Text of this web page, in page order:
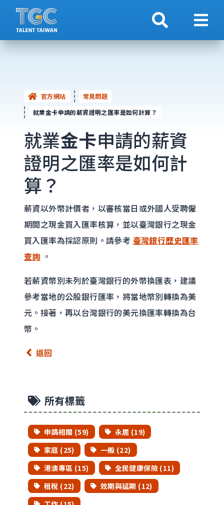
搜索 顯示
官方網站
常見問題
就業金卡申請的薪資證明之匯率是如何計算？
就業金卡申請的薪資
證明之匯率是如何計
算？
薪資以外幣計價者，以審核當日或外國人受聘僱
期間之現金買入匯率核算，並以臺灣銀行之現金
買入匯率為採認原則。請參考 臺灣銀行歷史匯率
查詢 。
若薪資幣別未列於臺灣銀行的外幣換匯表，建議
參考當地的公股銀行匯率，將當地幣別轉換為美
元。接著，再以台灣銀行的美元換匯率轉換為台
幣。
返回
所有標籤
申請相關 (59)
永居 (19)
家庭 (25)
一般 (22)
港澳專區 (15)
全民健康保險 (11)
租稅 (22)
效期與延期 (12)